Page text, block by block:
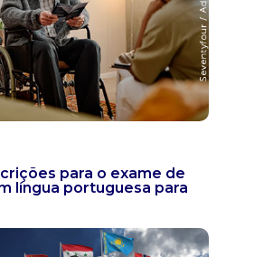
para o exame de
língua portuguesa para